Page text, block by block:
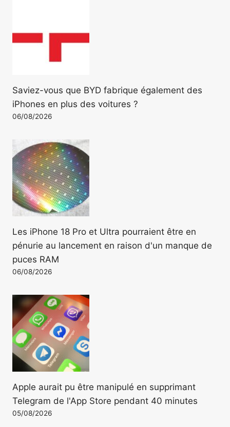
Saviez-vous que BYD fabrique également des
iPhones en plus des voitures ?
06/08/2026
Les iPhone 18 Pro et Ultra pourraient être en
pénurie au lancement en raison d'un manque de
puces RAM
06/08/2026
Apple aurait pu être manipulé en supprimant
Telegram de l'App Store pendant 40 minutes
05/08/2026